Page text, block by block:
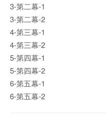
3-第二幕-1
3-第二幕-2
4-第三幕-1
4-第三幕-2
5-第四幕-1
5-第四幕-2
6-第五幕-1
6-第五幕-2